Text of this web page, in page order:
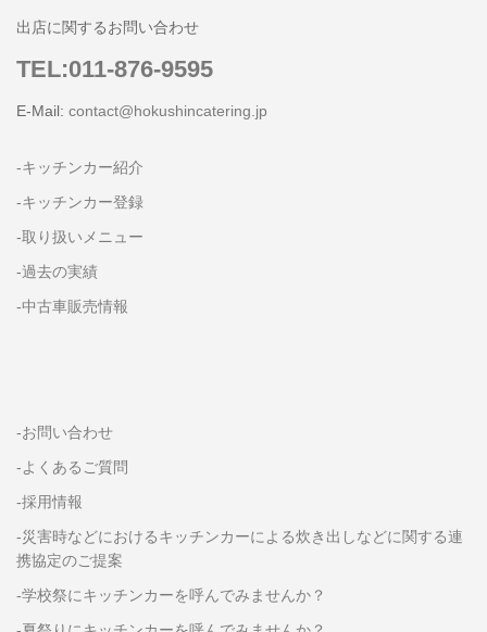
出店に関するお問い合わせ
TEL:011-876-9595
E-Mail: contact@hokushincatering.jp
-キッチンカー紹介
-キッチンカー登録
-取り扱いメニュー
-過去の実績
-中古車販売情報
-お問い合わせ
-よくあるご質問
-採用情報
-災害時などにおけるキッチンカーによる炊き出しなどに関する連
携協定のご提案
-学校祭にキッチンカーを呼んでみませんか？